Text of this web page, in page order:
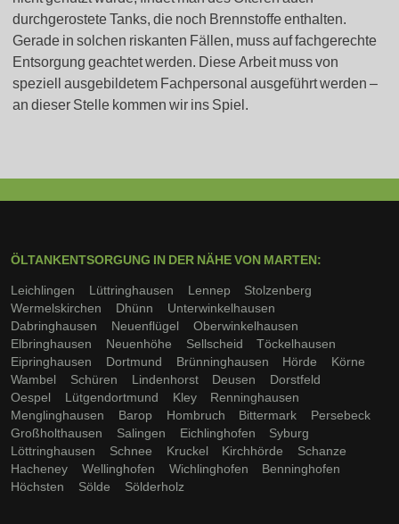
durchgerostete Tanks, die noch Brennstoffe enthalten.
Gerade in solchen riskanten Fällen, muss auf fachgerechte
Entsorgung geachtet werden. Diese Arbeit muss von
speziell ausgebildetem Fachpersonal ausgeführt werden –
an dieser Stelle kommen wir ins Spiel.
ÖLTANKENTSORGUNG IN DER NÄHE VON MARTEN:
Leichlingen
Lüttringhausen Lennep
Stolzenberg
Wermelskirchen
Dhünn
Unterwinkelhausen
Dabringhausen
Neuenflügel
Oberwinkelhausen
Elbringhausen
Neuenhöhe Sellscheid
Töckelhausen
Eipringhausen
Dortmund Brünninghausen Hörde
Körne
Wambel
Schüren Lindenhorst Deusen
Dorstfeld
Oespel
Lütgendortmund Kley
Renninghausen
Menglinghausen
Barop Hombruch Bittermark
Persebeck
Großholthausen
Salingen Eichlinghofen
Syburg
Löttringhausen
Schnee Kruckel Kirchhörde
Schanze
Hacheney
Wellinghofen Wichlinghofen
Benninghofen
Höchsten
Sölde Sölderholz